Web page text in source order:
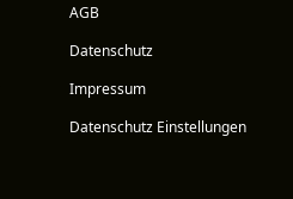
AGB
Datenschutz
Impressum
Datenschutz Einstellungen